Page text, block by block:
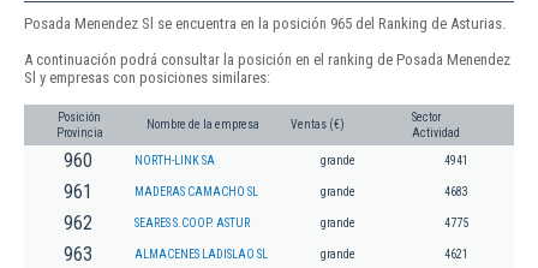
Posada Menendez Sl se encuentra en la posición 965 del Ranking de Asturias.
A continuación podrá consultar la posición en el ranking de Posada Menendez
Sl y empresas con posiciones similares:
Posición
Provincia
Nombre de la empresa Ventas (€)
Sector
Actividad
960 NORTH-LINK SA grande 4941
961 MADERAS CAMACHO SL grande 4683
962 SEARES S.COOP. ASTUR grande 4775
963 ALMACENES LADISLAO SL grande 4621